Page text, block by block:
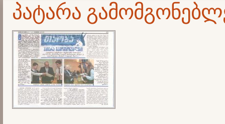
პატარა